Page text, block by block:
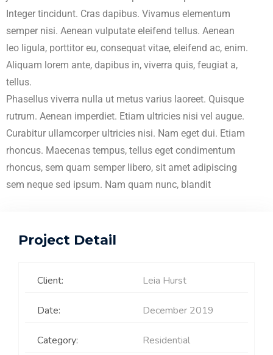
Integer tincidunt. Cras dapibus. Vivamus elementum
semper nisi. Aenean vulputate eleifend tellus. Aenean
leo ligula, porttitor eu, consequat vitae, eleifend ac, enim.
Aliquam lorem ante, dapibus in, viverra quis, feugiat a,
tellus.
Phasellus viverra nulla ut metus varius laoreet. Quisque
rutrum. Aenean imperdiet. Etiam ultricies nisi vel augue.
Curabitur ullamcorper ultricies nisi. Nam eget dui. Etiam
rhoncus. Maecenas tempus, tellus eget condimentum
rhoncus, sem quam semper libero, sit amet adipiscing
sem neque sed ipsum. Nam quam nunc, blandit
Project Detail
Client: Leia Hurst
Date: December 2019
Category: Residential